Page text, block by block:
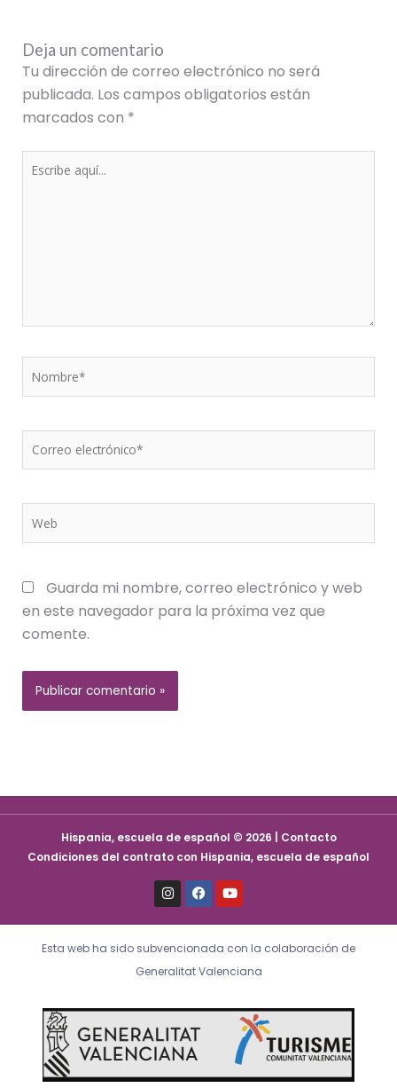
Deja un comentario
Tu dirección de correo electrónico no será
publicada. Los campos obligatorios están
marcados con *
Escribe
Nombre*
Correo
electrónico*
Web
Guarda mi nombre, correo electrónico y web
en este navegador para la próxima vez que
comente.
Hispania, escuela de español © 2026 | Contacto
Condiciones del contrato con Hispania, escuela de español
I
n
s
t
g
r
a
F
a
c
e
o
o
k
Y
o
u
t
b
e
Esta web ha sido subvencionada con la colaboración de
Generalitat Valenciana